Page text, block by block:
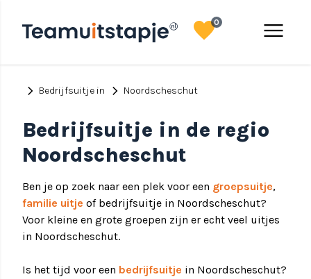
menu
favorite0
chevron_right Bedrijfsuitje in chevron_right Noordscheschut
Bedrijfsuitje in de regio
Noordscheschut
Ben je op zoek naar een plek voor een groepsuitje,
familie uitje of bedrijfsuitje in Noordscheschut?
Voor kleine en grote groepen zijn er echt veel uitjes
in Noordscheschut.
Is het tijd voor een bedrijfsuitje in Noordscheschut?